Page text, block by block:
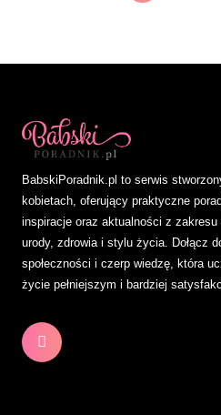
BabskiPoradnik.pl to serwis
kobietach, oferujący praktyczne
inspiracje oraz aktualności z zakresu
urody, zdrowia i stylu życia. Dołącz
społeczności i czerp wiedzę, która
życie pełniejszym i bardziej